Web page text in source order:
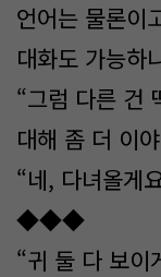
언어는 물론이
대화도 가능하
“그럼 다른 건
대해 좀 더 이
“네, 다녀올게
◆◆◆
“귀 둘 다 보이